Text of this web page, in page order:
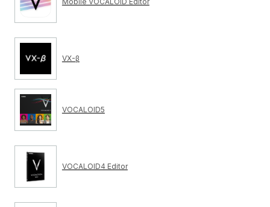
VX-β
VOCALOID5
VOCALOID4 Editor